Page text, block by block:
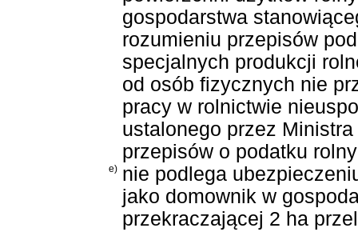
gospodarstwa
rozumieniu przepisów
specjalnych produkcji
od osób fizycznych nie
pracy w rolnictwie
ustalonego przez
przepisów o podatku
e) nie podlega
jako domownik w
przekraczającej 2 ha